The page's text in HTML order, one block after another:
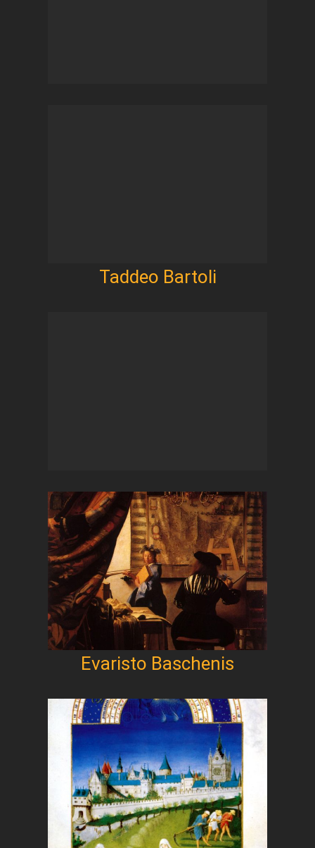
Taddeo Bartoli
Evaristo Baschenis